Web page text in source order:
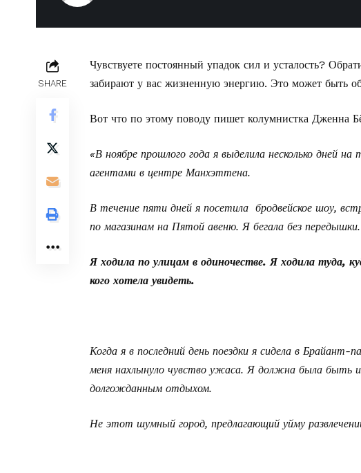
SHARE
Чувствуете постоянный упадок сил и усталость?
забирают у вас жизненную энергию. Это может быть
Вот что по этому поводу пишет колумнистка Дженна
«В ноябре прошлого года я выделила несколько дней
агентами в центре Манхэттена.
В течение пяти дней я посетила бродвейское шоу,
по магазинам на Пятой авеню. Я бегала без
Я ходила по улицам в одиночестве. Я ходила туда,
кого хотела увидеть.
Когда я в последний день поездки я сидела в
меня нахлынуло чувство ужаса. Я должна была быть
долгожданным отдыхом.
Не этот шумный город, предлагающий уйму